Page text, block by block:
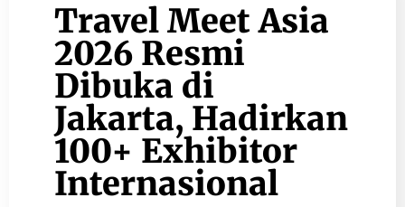
Travel Meet Asia
2026 Resmi
Dibuka di
Jakarta, Hadirkan
100+ Exhibitor
Internasional